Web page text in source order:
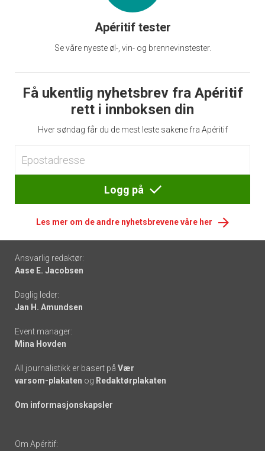
Apéritif tester
Se våre nyeste øl-, vin- og brennevinstester.
Få ukentlig nyhetsbrev fra Apéritif
rett i innboksen din
Hver søndag får du de mest leste sakene fra Apéritif
Logg på
Les mer om de andre nyhetsbrevene våre her
Footer
-
links
Ansvarlig redaktør:
Aase E. Jacobsen
Daglig leder:
Jan H. Amundsen
Event manager:
Mina Hovden
All journalistikk er basert på Vær
varsom-plakaten og Redaktørplakaten
Om informasjonskapsler
Om Apéritif: